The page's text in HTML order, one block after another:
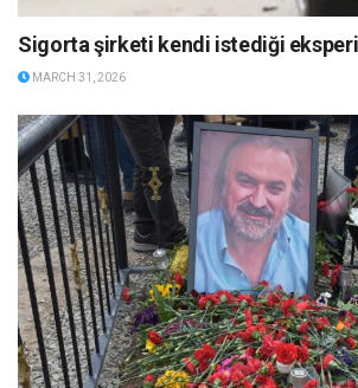
Sigorta şirketi kendi istediği
MARCH 31, 2026